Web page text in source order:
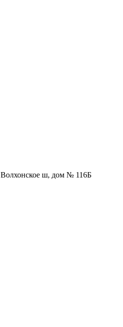
Волхонское ш, дом № 116Б